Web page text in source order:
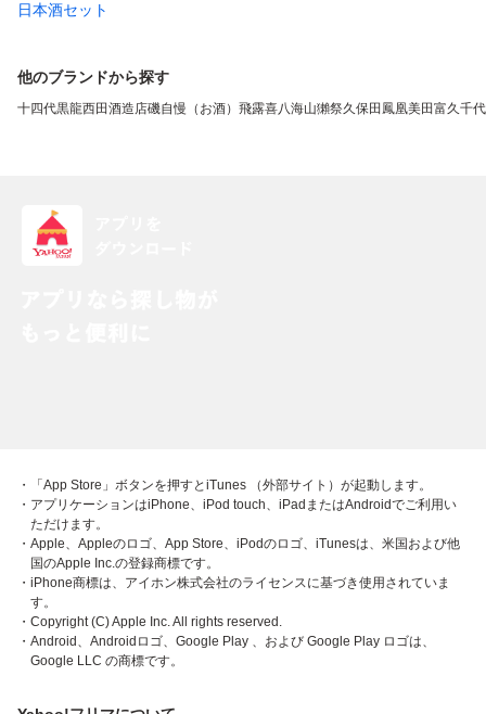
日本酒セット
他のブランドから探す
十四代黒龍西田酒造店磯自慢（お酒） 飛露喜八海山獺祭久保田 鳳凰美田富久千
・「App Store」ボタンを押すとiTunes （外部サイト）が起動します。
・アプリケーションはiPhone、iPod touch、iPadまたはAndroidでご利用い
ただけます。
・Apple、Appleのロゴ、App Store、iPodのロゴ、iTunesは、米国および他
国のApple Inc.の登録商標です。
・iPhone商標は、アイホン株式会社のライセンスに基づき使用されていま
す。
・Copyright (C) Apple Inc. All rights reserved.
・Android、Androidロゴ、Google Play 、および Google Play ロゴは、
Google LLC の商標です。